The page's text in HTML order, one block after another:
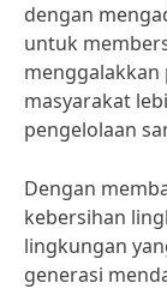
dengan
untuk
masyarakat
pengelolaan
Dengan
kebersihan
lingkungan
generasi